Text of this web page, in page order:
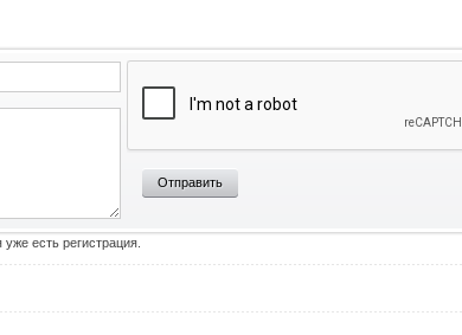
Отправить
уже есть регистрация.